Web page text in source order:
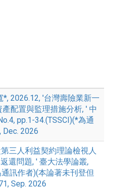
2026.12, '台灣壽險業新一
配置與監理措施分析, ' 中
pp.1-34.(TSSCI)(*為通
Dec. 2026
三人利益契約理論檢視人
還問題, ' 臺大法學論叢,
訊作者)(本論著未刊登但
Sep. 2026